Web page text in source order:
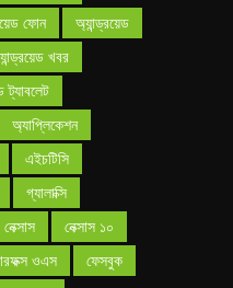
ফোন
অ্যান্ড্রয়েড
খবর
ট্যাবলেট
অ্যাপ্লিকেশন
এইচটিসি
গ্যালাক্সি
নেক্সাস
নেক্সাস ১০
ওএস
ফেসবুক